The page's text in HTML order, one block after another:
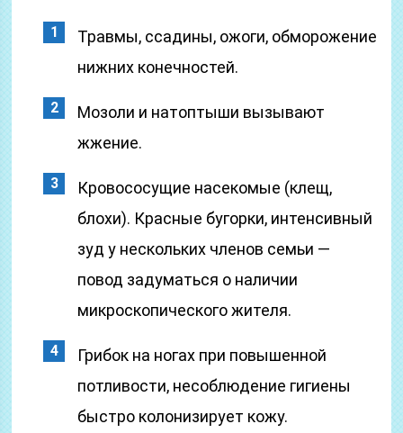
Травмы, ссадины, ожоги, обморожение
нижних конечностей.
Мозоли и натоптыши вызывают
жжение.
Кровососущие насекомые (клещ,
блохи). Красные бугорки, интенсивный
зуд у нескольких членов семьи —
повод задуматься о наличии
микроскопического жителя.
Грибок на ногах при повышенной
потливости, несоблюдение гигиены
быстро колонизирует кожу.